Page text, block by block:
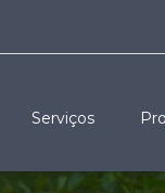
Serviços